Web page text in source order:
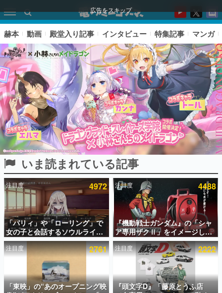
広告をスキップ
ピックアップ
電ファミのいま読まれている記事ランキング
アプリセール情報
インタビュー
連載・特集一覧
殿堂入り記事
SNS拡散数が数千以上！ ページビュー数万以上！ などな
赫本 動画 殿堂入り記事 インタビュー 特集記事 マンガ
いま読まれている記事
注目度 4972
「パリィ」や「ローリング」で
女の子と会話するソウルライク
恋愛ゲーム『小早川さんはソウ
ルライク』無料公開。返事に失
敗すると「YOU DIED」
注目度 4488
『機動戦士ガンダム』の「シャ
ア専用ザクⅡ」をイメージした
散水ホースリールが予約開始。
本体にはシャアのパーソナルマ
ークやジオン公国軍のエンブレ
ム、型式番号などを配置
注目度 2761
「東映」の“あのオープニング映
注目度 2222
『頭文字D』「藤原とうふ店